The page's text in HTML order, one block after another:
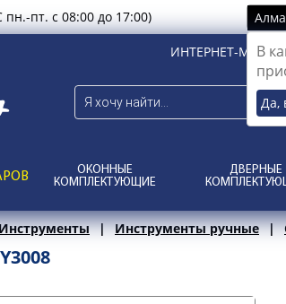
пн.-пт. с 08:00 до 17:00)
В
Да,
ИНТЕРНЕТ-
ОКОННЫЕ
КОМПЛЕКТУЮЩИЕ
ДВЕРНЫЕ
Инструменты ручные